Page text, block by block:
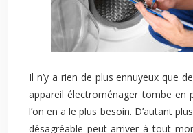
Il n’y a rien de plus ennuyeux que
appareil électroménager tombe en
l’on en a le plus besoin. D’autant
désagréable peut arriver à tout